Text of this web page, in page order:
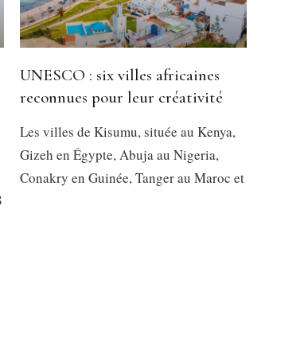
UNESCO : six villes africaines
reconnues pour leur créativité
Les villes de Kisumu, située au Kenya,
Gizeh en Égypte, Abuja au Nigeria,
Conakry en Guinée, Tanger au Maroc et